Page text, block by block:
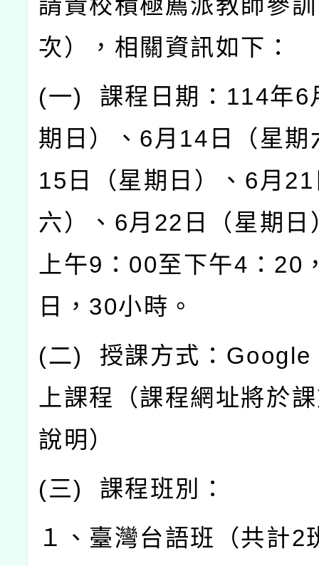
請貴校積極薦派教師參
次），相關資訊如下：
(一) 課程日期： 114年6
期日）、 6月 14 日（星
15 日（星期日）、 6月 21
六）、 6月 22 日（星期
上午9 ： 00至下午4 ： 20
日， 30小時。
(二) 授課方式： Google
上課程（課程網址將於
說明）
(三) 課程班別：
１、臺灣台語班（共計2